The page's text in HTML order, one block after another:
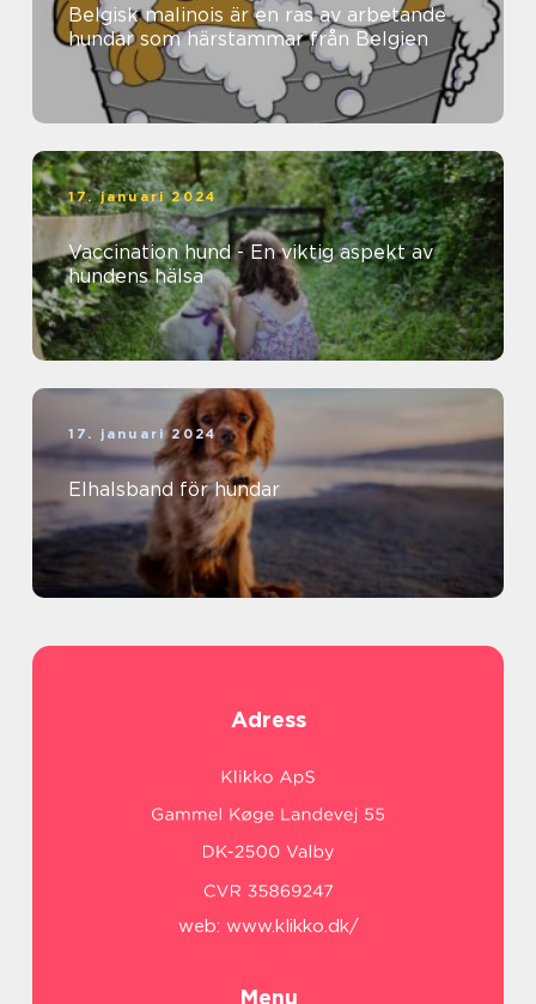
Belgisk malinois är en ras av arbetande
hundar som härstammar från Belgien
17. januari 2024
Vaccination hund - En viktig aspekt av
hundens hälsa
17. januari 2024
Elhalsband för hundar
Adress
web: www.klikko.dk/
Menu